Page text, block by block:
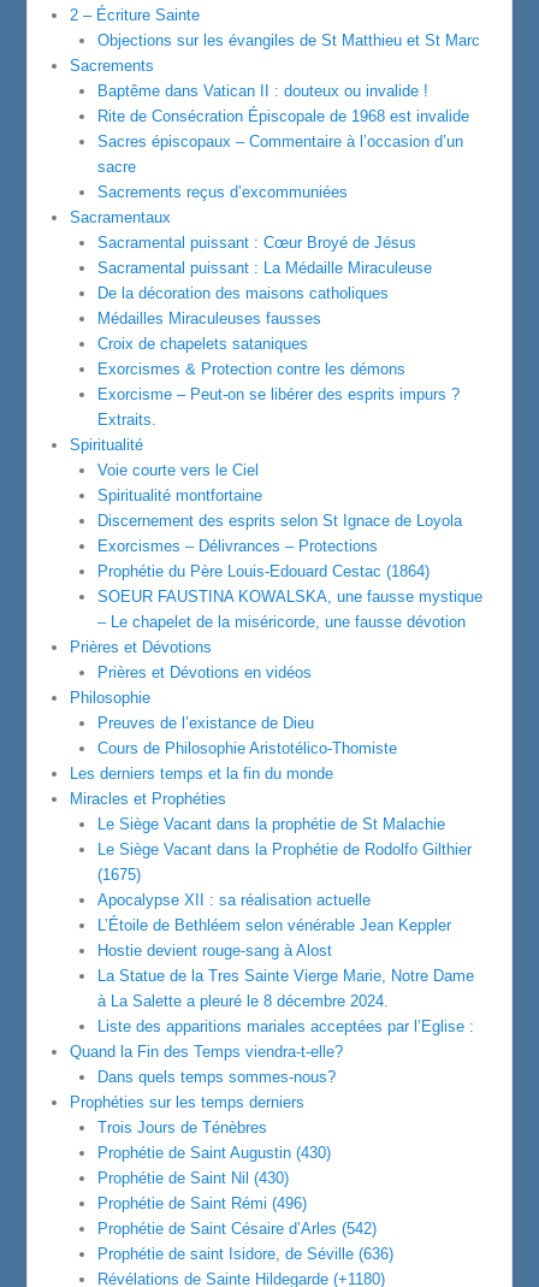
2 – Écriture Sainte
Objections sur les évangiles de St Matthieu et St Marc
Sacrements
Baptême dans Vatican II : douteux ou invalide !
Rite de Consécration Épiscopale de 1968 est invalide
Sacres épiscopaux – Commentaire à l’occasion d’un
sacre
Sacrements reçus d’excommuniées
Sacramentaux
Sacramental puissant : Cœur Broyé de Jésus
Sacramental puissant : La Médaille Miraculeuse
De la décoration des maisons catholiques
Médailles Miraculeuses fausses
Croix de chapelets sataniques
Exorcismes & Protection contre les démons
Exorcisme – Peut-on se libérer des esprits impurs ?
Extraits.
Spiritualité
Voie courte vers le Ciel
Spiritualité montfortaine
Discernement des esprits selon St Ignace de Loyola
Exorcismes – Délivrances – Protections
Prophétie du Père Louis-Edouard Cestac (1864)
SOEUR FAUSTINA KOWALSKA, une fausse mystique
– Le chapelet de la miséricorde, une fausse dévotion
Prières et Dévotions
Prières et Dévotions en vidéos
Philosophie
Preuves de l’existance de Dieu
Cours de Philosophie Aristotélico-Thomiste
Les derniers temps et la fin du monde
Miracles et Prophéties
Le Siège Vacant dans la prophétie de St Malachie
Le Siège Vacant dans la Prophétie de Rodolfo Gilthier
(1675)
Apocalypse XII : sa réalisation actuelle
L’Étoile de Bethléem selon vénérable Jean Keppler
Hostie devient rouge-sang à Alost
La Statue de la Tres Sainte Vierge Marie, Notre Dame
à La Salette a pleuré le 8 décembre 2024.
Liste des apparitions mariales acceptées par l’Eglise :
Quand la Fin des Temps viendra-t-elle?
Dans quels temps sommes-nous?
Prophéties sur les temps derniers
Trois Jours de Ténèbres
Prophétie de Saint Augustin (430)
Prophétie de Saint Nil (430)
Prophétie de Saint Rémi (496)
Prophétie de Saint Césaire d’Arles (542)
Prophétie de saint Isidore, de Séville (636)
Révélations de Sainte Hildegarde (+1180)